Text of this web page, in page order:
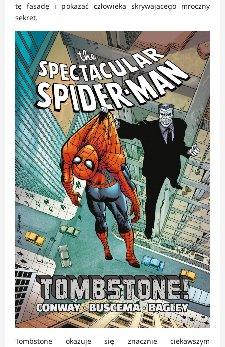
tę fasadę i pokazać człowieka skrywającego mroczny
sekret.
Tombstone okazuje się znacznie ciekawszym